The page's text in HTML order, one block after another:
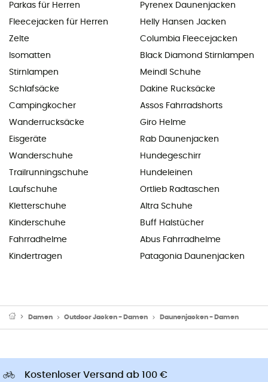
Parkas für Herren
Fleecejacken für Herren
Zelte
Isomatten
Stirnlampen
Schlafsäcke
Campingkocher
Wanderrucksäcke
Eisgeräte
Wanderschuhe
Trailrunningschuhe
Laufschuhe
Kletterschuhe
Kinderschuhe
Fahrradhelme
Kindertragen
Pyrenex Daunenjacken
Helly Hansen Jacken
Columbia Fleecejacken
Black Diamond Stirnlampen
Meindl Schuhe
Dakine Rucksäcke
Assos Fahrradshorts
Giro Helme
Rab Daunenjacken
Hundegeschirr
Hundeleinen
Ortlieb Radtaschen
Altra Schuhe
Buff Halstücher
Abus Fahrradhelme
Patagonia Daunenjacken
Damen Outdoor Jacken - Damen Daunenjacken - Damen
Kostenloser Versand ab 100 €